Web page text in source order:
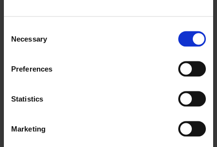
Selection
Necessary
Preferences
Statistics
Marketing
könnten, im Griff haben. Überprüfen Sie die Ausrüstung
sie ordnungsgemäß funktioniert.
Im ersten Absatz haben wir die Analogie zum Auto
verwendet, um einen Punkt zu machen – jetzt gehen wir
Flugzeug. Vorbeugende Wartung muss vor und nach
jeder Nutzung der Ausrüstung stattfinden. Das mag zu